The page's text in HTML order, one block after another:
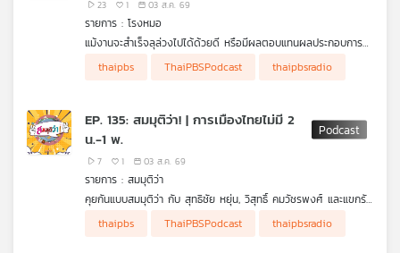
ได้หลายภาษา มีความสามารถทางดนตรี และอุทิศตนในช่วงบั้นปลาย
ชีวิตให้กับการเผยแพร่วิทยาศาสตร์แก่ประชาชนในภาษาเบงกาลี รวม
ถึงฝากผลงานผ่านสถาบันวิจัยที่ตั้งชื่อเพื่อเป็นเกียรติแก่เขาอย่าง
S.N. Bose National Centre for Basic Sciences ร่วมย้อนรอย
เส้นทางเกียรติยศของบุรุษผู้เป็นรากฐานของอนุภาคแห่งจักรวาลไป
23 1 03 ส.ค. 69
รายการ : โรงหมอ
แม้งานจะสำเร็จลุล่วงไปได้ด้วยดี หรือมีผลตอบแทนผลประกอบการ
สิ่งสำเร็จที่ทำไป แต่รู้สึกเฉย ๆ ไม่ได้ยินดี มองว่าที่ทำได้เพระโชค
กันใหญ่ นี่เรียกว่า "ภาวะ Imposter Syndrome"
หรือยินดีกับความสำเร็จ แล้วในยุคที่ AI เข้ามามีบทบาทในการทำงาน
thaipbs ThaiPBSPodcast thaipbsradio
EP. 135: สมมุติว่า! | การเมืองไทยไม่มี 2
น.-1 พ.
7 1 03 ส.ค. 69
รายการ : สมมุติว่า
คุยกันแบบสมมุติว่า กับ สุทธิชัย หยุ่น, วิสุทธิ์ คมวัชรพงศ์ และแขกรับ
การเมืองฝั่งรัฐบาลสีน้ำเงินกำลังถูกจับตาถึงรอยร้าวในความสัมพันธ์
thaipbs ThaiPBSPodcast thaipbsradio